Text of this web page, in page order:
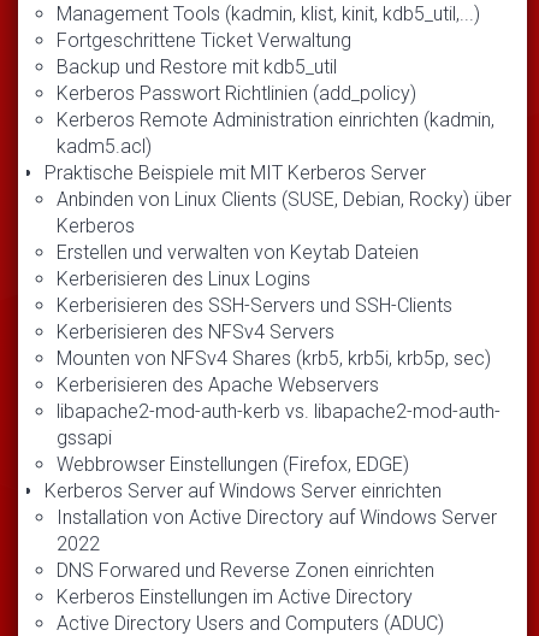
Management Tools (kadmin, klist, kinit, kdb5_util,...)
Fortgeschrittene Ticket Verwaltung
Backup und Restore mit kdb5_util
Kerberos Passwort Richtlinien (add_policy)
Kerberos Remote Administration einrichten (kadmin,
kadm5.acl)
Praktische Beispiele mit MIT Kerberos Server
Anbinden von Linux Clients (SUSE, Debian, Rocky) über
Kerberos
Erstellen und verwalten von Keytab Dateien
Kerberisieren des Linux Logins
Kerberisieren des SSH-Servers und SSH-Clients
Kerberisieren des NFSv4 Servers
Mounten von NFSv4 Shares (krb5, krb5i, krb5p, sec)
Kerberisieren des Apache Webservers
libapache2-mod-auth-kerb vs. libapache2-mod-auth-
gssapi
Webbrowser Einstellungen (Firefox, EDGE)
Kerberos Server auf Windows Server einrichten
Installation von Active Directory auf Windows Server
2022
DNS Forwared und Reverse Zonen einrichten
Kerberos Einstellungen im Active Directory
Active Directory Users and Computers (ADUC)